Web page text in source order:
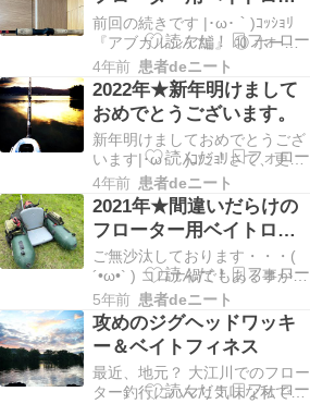
でしたがコロナ禍であった為延
期となっていました。 今回も
『動画撮影の下見』 と称し、大
会開始の4月23日の約１ヶ月前
である…
ド選び VOL,2
前回の続きです |･ω･｀)ｺｯｼｮﾘ
『アブガルシア編』 ⑩ ホーネ
ットプラス HPC-601M 感度 不
明軽さ ★★使用感 不明コスパ
★★★★★ 6フィート、張りの
あるレギュラーファースト気味
なミディアムロッド。 先に言っ
ておくとコレに関してはまだ使
用していないので振って…
4年前 患者deニート
2022年★新年明けまして
おめでとうございます。
新年明けましておめでとうござ
います|･ω･｀)ｺｯｼｮﾘさて、更新
頻度がバスハックのYouTube動
画並みに落ち込んでいるこのブ
ログ。滞っている大きな理由と
しては2つあり①Instagramが手
っ取り早くて便利②アメブロの
機能が更新されていく事に伴い
単純になんか書きにくい(慣
れ…
4年前 患者deニート
2021年★間違いだらけの
フローター用ベイトロッ
ド選び VOL,1
ご無沙汰しております・・・(
´•ω•` ) コロナ禍でもある事から
釣行回数は激減したものの何と
か生きております。 さて今回は
過去に同じような事を何度かや
ってますが 『間違いだらけのフ
ローター用ベイトロッド選び』
簡単に言えばほぼ中古品オンリ
5年前 患者deニート
攻めのジグヘッドワッキ
ー＆ベイトフィネス
最近、地元？ 大江川でのフロー
ター釣行にハマり気味な私です